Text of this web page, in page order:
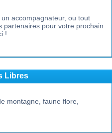
accompagnateur, ou tout
partenaires pour votre prochain
!
Libres
montagne, faune flore,